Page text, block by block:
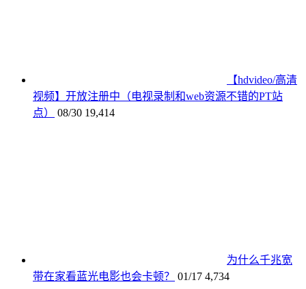
【hdvideo/高清
视频】开放注册中（电视录制和web资源不错的PT站
点）
08/30 19,414
为什么千兆宽
带在家看蓝光电影也会卡顿？
01/17 4,734